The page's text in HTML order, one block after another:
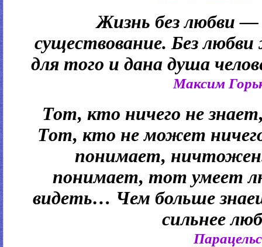
Жизнь без любви
существование. Без
для того и дана душа
Максим
Тот, кто ничего не
Тот, кто не может
понимает,
понимает, тот умеет
видеть… Чем больше
сильнее
Парацельс